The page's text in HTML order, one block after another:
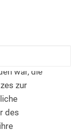
setzt
Republik
war, die
zur
des